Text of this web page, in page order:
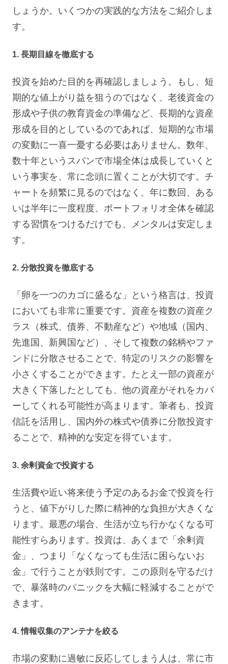
しょうか。いくつかの実践的な方法をご紹介しま
す。
1. 長期目線を徹底する
投資を始めた目的を再確認しましょう。もし、短
期的な値上がり益を狙うのではなく、老後資金の
形成や子供の教育資金の準備など、長期的な資産
形成を目的としているのであれば、短期的な市場
の変動に一喜一憂する必要はありません。数年、
数十年というスパンで市場全体は成長していくと
いう事実を、常に念頭に置くことが大切です。チ
ャートを頻繁に見るのではなく、年に数回、ある
いは半年に一度程度、ポートフォリオ全体を確認
する習慣をつけるだけでも、メンタルは安定しま
す。
2. 分散投資を徹底する
「卵を一つのカゴに盛るな」という格言は、投資
においても非常に重要です。資産を複数の資産ク
ラス（株式、債券、不動産など）や地域（国内、
先進国、新興国など）、そして複数の銘柄やファ
ンドに分散させることで、特定のリスクの影響を
小さくすることができます。たとえ一部の資産が
大きく下落したとしても、他の資産がそれをカバ
ーしてくれる可能性が高まります。筆者も、投資
信託を活用し、国内外の株式や債券に分散投資す
ることで、精神的な安定を得ています。
3. 余剰資金で投資する
生活費や近い将来使う予定のあるお金で投資を行
うと、値下がりした際に精神的な負担が大きくな
ります。最悪の場合、生活が立ち行かなくなる可
能性すらあります。投資は、あくまで「余剰資
金」、つまり「なくなっても生活に困らないお
金」で行うことが鉄則です。この原則を守るだけ
で、暴落時のパニックを大幅に軽減することがで
きます。
4. 情報収集のアンテナを絞る
市場の変動に過敏に反応してしまう人は、常に市